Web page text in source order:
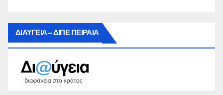
ΔΙΑΥΓΕΙΑ – ΔΙΠΕ ΠΕΙΡΑΙΑ